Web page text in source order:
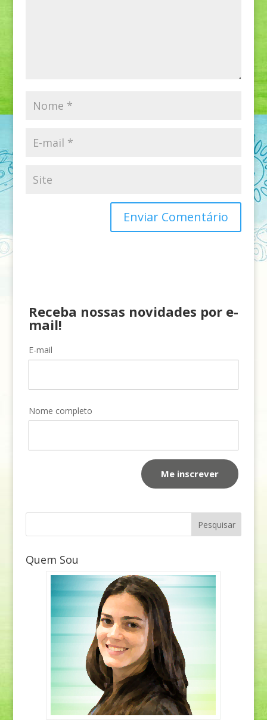
Receba nossas novidades por e-
mail!
E-mail
Nome completo
Quem Sou